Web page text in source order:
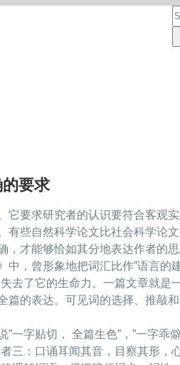
要求
它要求研究者的认识要符合客观
有些自然科学论文比社会科学论
才能够恰如其分地表达作者的
，曾形象地把词汇比作”语言的
去了它的生命力。一篇文章就是
篇的表达。可见词的选择、推敲
一字贴切， 全篇生色”，”一字乖
三：口诵耳闻其音，目察其形，